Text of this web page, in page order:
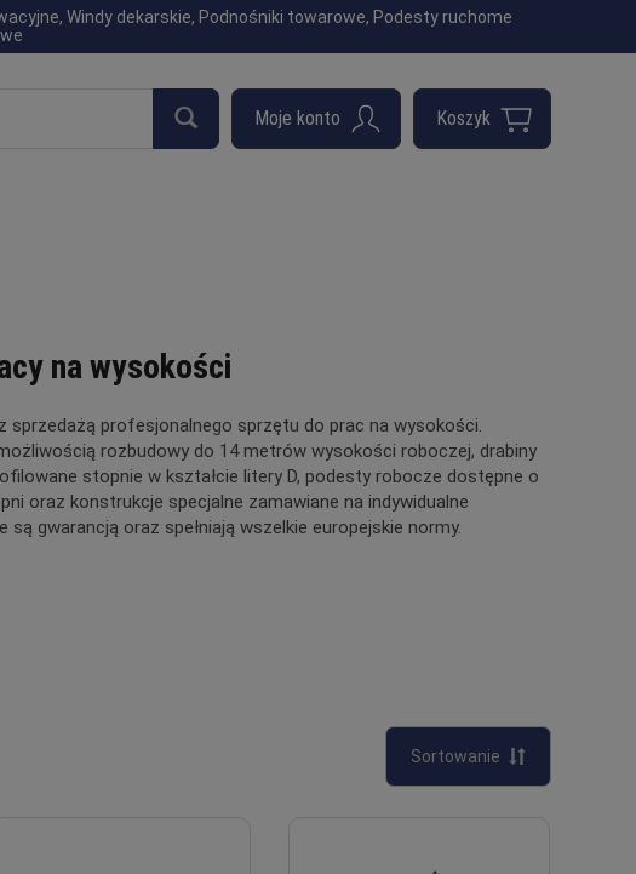
Windy dekarskie, Podnośniki towarowe, Podesty ruchome
na wysokości
sprzedażą profesjonalnego sprzętu do prac na wysokości.
rozbudowy do 14 metrów wysokości roboczej, drabiny
stopnie w kształcie litery D, podesty robocze dostępne o
oraz konstrukcje specjalne zamawiane na indywidualne
gwarancją oraz spełniają wszelkie europejskie normy.
Sortowanie